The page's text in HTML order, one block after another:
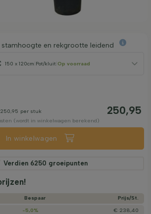
en rekgrootte leidend
150 x 120cm Pot/kluit Op voorraad
250,95 per stuk 250,95
(wordt in winkelwagen berekend)
In winkelwagen
Verdien 6250 groeipunten
Bespaar
Prijs/­St.
-5,0%
€ 238,40